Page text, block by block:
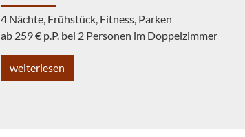
4 Nächte, Frühstück, Fitness, Parken
ab 259 € p.P. bei 2 Personen im Doppelzimmer
weiterlesen